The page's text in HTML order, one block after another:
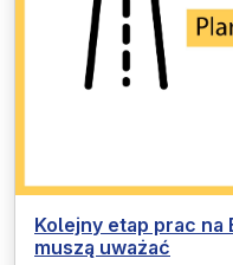
Kolejny etap prac na
muszą uważać